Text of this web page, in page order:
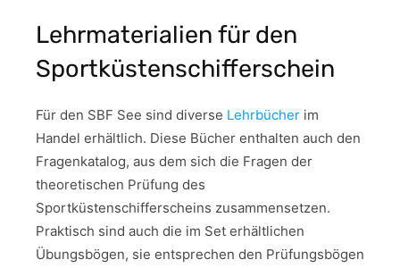
Lehrmaterialien für den
Sportküstenschifferschein
Für den SBF See sind diverse Lehrbücher im
Handel erhältlich. Diese Bücher enthalten auch den
Fragenkatalog, aus dem sich die Fragen der
theoretischen Prüfung des
Sportküstenschifferscheins zusammensetzen.
Praktisch sind auch die im Set erhältlichen
Übungsbögen, sie entsprechen den Prüfungsbögen